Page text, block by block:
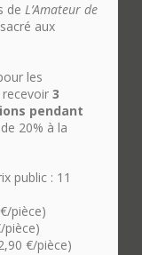
de L’Amateur de
aux
les
3
pendant
20% à la
public : 11
pièce)
pièce)
€/pièce)